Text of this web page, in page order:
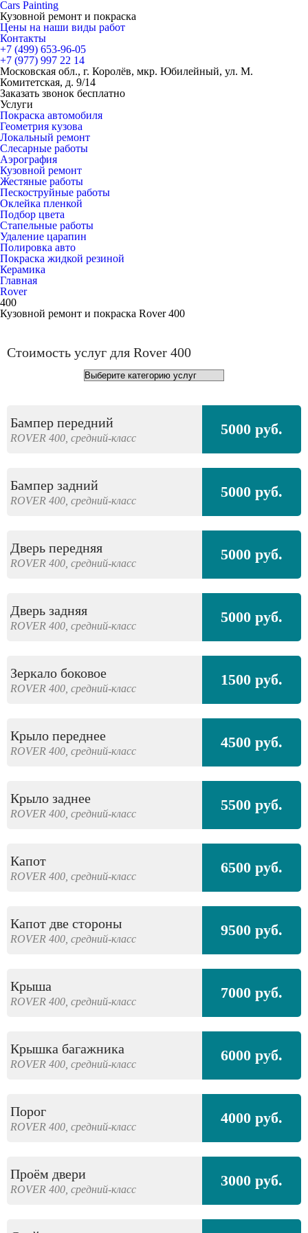
Cars Painting
Кузовной ремонт и покраска
Цены на наши виды работ
Контакты
+7 (499) 653-96-05
+7 (977) 997 22 14
Московская обл., г. Королёв, мкр. Юбилейный, ул. М.
Комитетская, д. 9/14
Заказать звонок бесплатно
Услуги
Покраска автомобиля
Геометрия кузова
Локальный ремонт
Слесарные работы
Аэрография
Кузовной ремонт
Жестяные работы
Пескоструйные работы
Оклейка пленкой
Подбор цвета
Стапельные работы
Удаление царапин
Полировка авто
Покраска жидкой резиной
Керамика
Главная
Rover
400
Кузовной ремонт и покраска Rover 400
Стоимость услуг для Rover 400
Бампер передний
ROVER 400, средний-класс 5000 руб.
Бампер задний
ROVER 400, средний-класс 5000 руб.
Дверь передняя
ROVER 400, средний-класс 5000 руб.
Дверь задняя
ROVER 400, средний-класс 5000 руб.
Зеркало боковое
ROVER 400, средний-класс 1500 руб.
Крыло переднее
ROVER 400, средний-класс 4500 руб.
Крыло заднее
ROVER 400, средний-класс 5500 руб.
Капот
ROVER 400, средний-класс 6500 руб.
Капот две стороны
ROVER 400, средний-класс 9500 руб.
Крыша
ROVER 400, средний-класс 7000 руб.
Крышка багажника
ROVER 400, средний-класс 6000 руб.
Порог
ROVER 400, средний-класс 4000 руб.
Проём двери
ROVER 400, средний-класс 3000 руб.